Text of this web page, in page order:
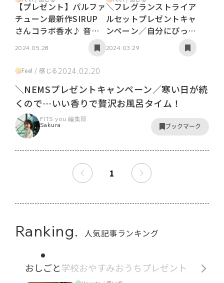
【プレゼント】パルファ
チューン最新作SIRUP
さんコラボ香水♪ 音楽
×香水のハーモニーをあ
2024.05.28
＼フレグランストライア
ルセットプレゼントキャ
ンペーン／自分にぴった
りの香りを見つけよう！
2024.03.29
Feel / 感じる2024.02.20
＼NEMSプレゼントキャンペーン／寒い日が続
くので…いい香りで贅沢お風呂タイム！
FITS you.編集部
Sakura
ブックマーク
1
Ranking. 人気記事ランキング
おしごと学校おやすみおうち プレゼント